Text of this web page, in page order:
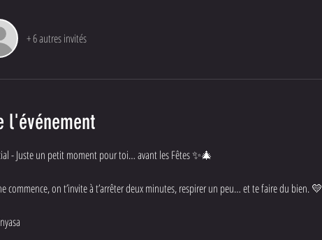
+ 6 autres invités
l'événement
- Juste un petit moment pour toi… avant les Fêtes ✨🎄
commence, on t’invite à t’arrêter deux minutes, respirer un peu… et te faire du bien. 💛